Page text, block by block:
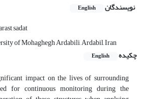
نویسندگان English
sadat
of Mohaghegh Ardabili, Ardabil, Iran
چکیده
English
impact on the lives of surrounding
for continuous monitoring during the